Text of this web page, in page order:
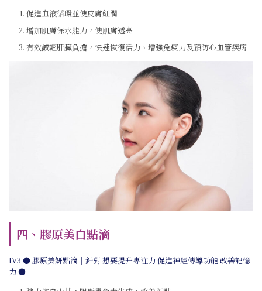
促進血液循環並使皮膚紅潤
增加肌膚保水能力，使肌膚透亮
有效減輕肝臟負擔，快速恢復活力、增強免疫力及預防心血管疾病
四、膠原美白點滴
IV3 ● 膠原美妍點滴｜針對 想要提升專注力 促進神經傳導功能 改善記憶
力●